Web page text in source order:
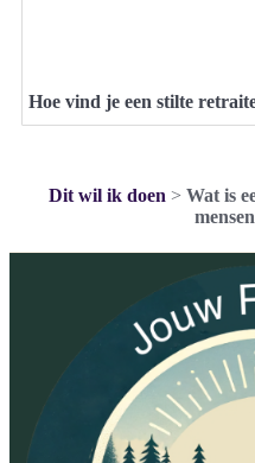
Hoe vind je een stilte
Dit wil ik doen > Wat is